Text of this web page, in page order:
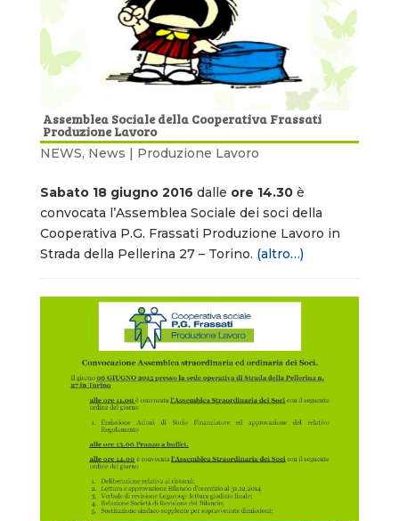
Assemblea Sociale della Cooperativa Frassati
Produzione Lavoro
NEWS, News | Produzione Lavoro
Sabato 18 giugno 2016 dalle ore 14.30è
convocata l’Assemblea Sociale dei soci della
Cooperativa P.G. Frassati Produzione Lavoro in
Strada della Pellerina 27 – Torino. (altro…)